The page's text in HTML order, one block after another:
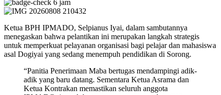
6 jam
Ketua BPH IPMADO, Selpianus Iyai, dalam sambutannya
menegaskan bahwa pelantikan ini merupakan langkah strategis
untuk memperkuat pelayanan organisasi bagi pelajar dan mahasiswa
asal Dogiyai yang sedang menempuh pendidikan di Sorong.
“Panitia Penerimaan Maba bertugas mendampingi adik-
adik yang baru datang. Sementara Ketua Asrama dan
Ketua Kontrakan memastikan seluruh anggota